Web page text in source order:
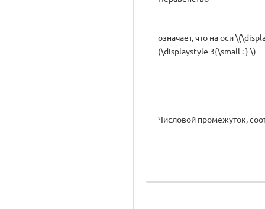
означает, что на оси
(\displaystyle 3{\small : } \)
Числовой промежуток,